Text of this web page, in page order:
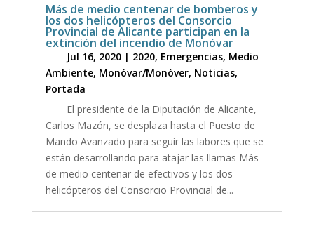
Más de medio centenar de bomberos y
los dos helicópteros del Consorcio
Provincial de Alicante participan en la
extinción del incendio de Monóvar
Jul 16, 2020| 2020, Emergencias, Medio
Ambiente, Monóvar/Monòver, Noticias,
Portada
El presidente de la Diputación de Alicante,
Carlos Mazón, se desplaza hasta el Puesto de
Mando Avanzado para seguir las labores que se
están desarrollando para atajar las llamas Más
de medio centenar de efectivos y los dos
helicópteros del Consorcio Provincial de...